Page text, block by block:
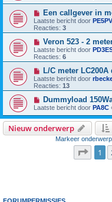
Een callgever in
Laatste bericht door
Reacties: 3
Veron 523 - 2
Laatste bericht door
Reacties: 6
L/C meter
Laatste bericht door
Reacties: 13
Dummyload
Laatste bericht door PA8C
Nieuw onderwerp
Markeer
1